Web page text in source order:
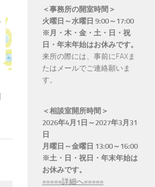
＜事務所の開室時間＞
火曜日～水曜日 9:00～17:00
※月・木・金・土・日・祝
日・年末年始はお休みです。
来所の際には、事前にFAXま
たはメールでご連絡願いま
す。
＜相談室開所時間＞
2026年4月1日～2027年3月31
日
月曜日～金曜日 13:00～16:00
※土・日・祝日・年末年始は
お休みです。
=====詳細へ=====